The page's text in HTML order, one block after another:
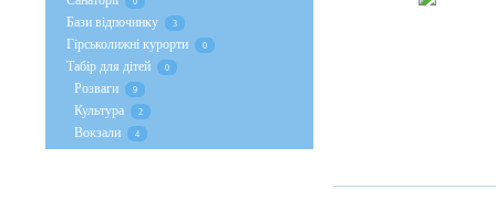
Бази відпочинку 3
Гірськолижні курорти 0
Табір для дітей 0
Розваги 9
Культура 2
Вокзали 4